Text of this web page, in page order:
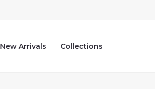
New Arrivals Collections